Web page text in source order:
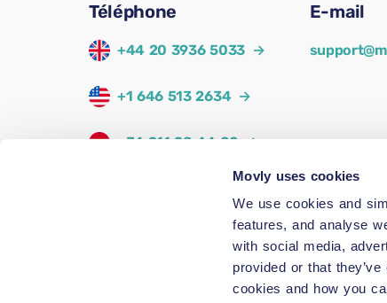
Movly uses cookies
We use cookies and
features, and analyse
with social media,
provided or that
cookies and how you
Téléphone
+44 20 3936 5033 →
+1 646 513 2634 →
+34 911 98 44 00 →
+49 89 12080433 →
E-mail